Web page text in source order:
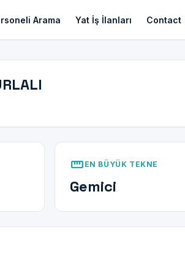
Arama Yat İş İlanları Contact
straighten EN BÜYÜK TEKNE
Gemici